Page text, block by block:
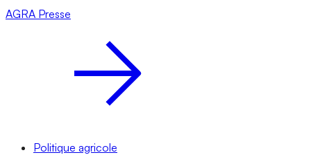
AGRA Presse
Politique agricole